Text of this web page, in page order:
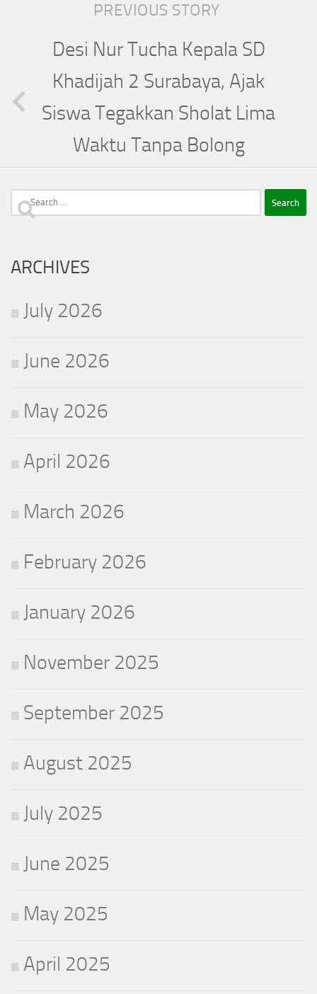
PREVIOUS STORY
Desi Nur Tucha Kepala SD
Khadijah 2 Surabaya, Ajak
Siswa Tegakkan Sholat Lima
Waktu Tanpa Bolong
Search
ARCHIVES
July 2026
June 2026
May 2026
April 2026
March 2026
February 2026
January 2026
November 2025
September 2025
August 2025
July 2025
June 2025
May 2025
April 2025